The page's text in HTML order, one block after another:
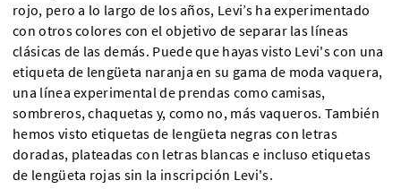
rojo, pero a lo largo de los años, Levi’s ha experimentado
con otros colores con el objetivo de separar las líneas
clásicas de las demás. Puede que hayas visto Levi's con una
etiqueta de lengüeta naranja en su gama de moda vaquera,
una línea experimental de prendas como camisas,
sombreros, chaquetas y, como no, más vaqueros. También
hemos visto etiquetas de lengüeta negras con letras
doradas, plateadas con letras blancas e incluso etiquetas
de lengüeta rojas sin la inscripción Levi's.